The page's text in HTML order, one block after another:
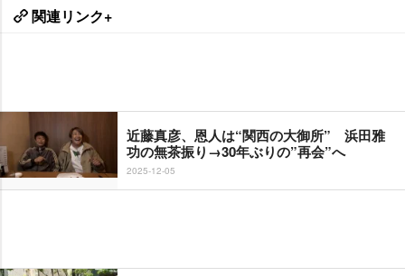
関連リンク+
近藤真彦、恩人は“関西の大御所” 浜田雅
功の無茶振り→30年ぶりの”再会”へ
2025-12-05